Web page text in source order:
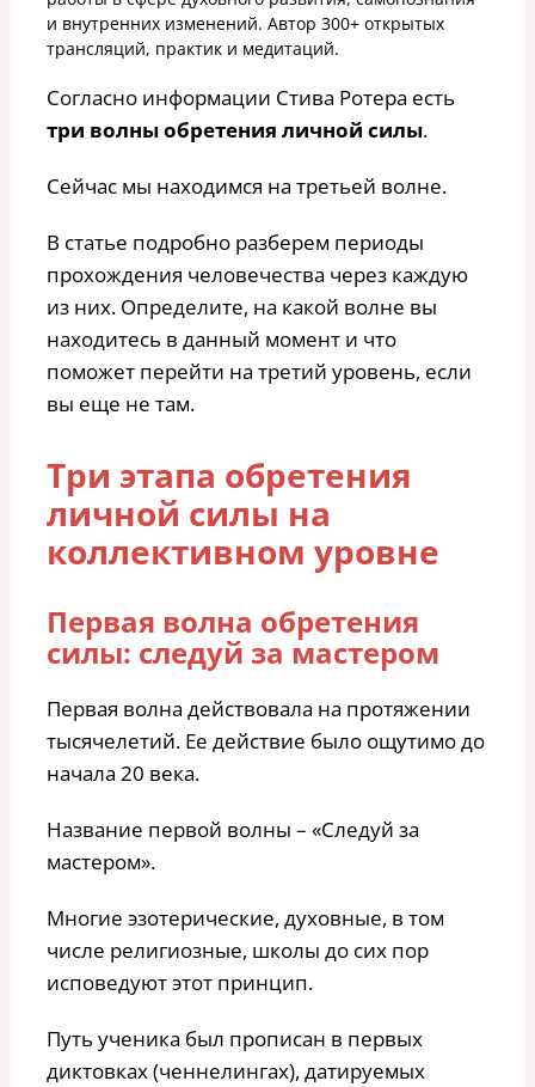
и внутренних изменений. Автор 300+ открытых
трансляций, практик и медитаций.
Согласно информации Стива Ротера есть
три волны обретения личной силы.
Сейчас мы находимся на третьей волне.
В статье подробно разберем периоды
прохождения человечества через каждую
из них. Определите, на какой волне вы
находитесь в данный момент и что
поможет перейти на третий уровень, если
вы еще не там.
Три этапа обретения
личной силы на
коллективном уровне
Первая волна обретения
силы: следуй за мастером
Первая волна действовала на протяжении
тысячелетий. Ее действие было ощутимо до
начала 20 века.
Название первой волны – «Следуй за
мастером».
Многие эзотерические, духовные, в том
числе религиозные, школы до сих пор
исповедуют этот принцип.
Путь ученика был прописан в первых
диктовках (ченнелингах), датируемых